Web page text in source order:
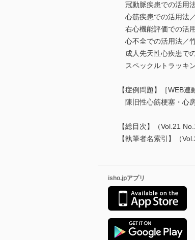
冠動脈疾患での活用
心筋疾患での活用法
右心機能評価での活
心不全での活用法／
成人先天性心疾患で
スペックルトラッキ
【症例問題】［WEB連
陳旧性心筋梗塞・心
【総目次】（Vol.21
【執筆者名索引】（
isho.jpアプリ